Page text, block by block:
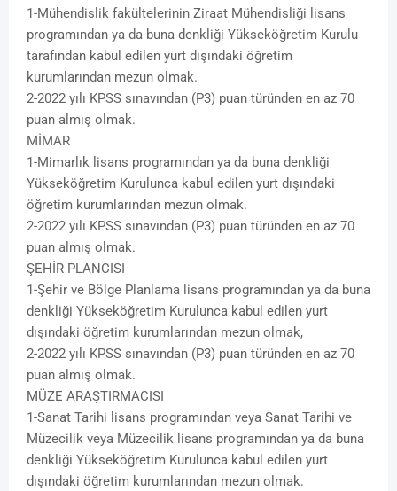
1-Mühendislik fakültelerinin Ziraat Mühendisliği lisans
programından ya da buna denkliği Yükseköğretim Kurulu
tarafından kabul edilen yurt dışındaki öğretim
kurumlarından mezun olmak.
2-2022 yılı KPSS sınavından (P3) puan türünden en az 70
puan almış olmak.
MİMAR
1-Mimarlık lisans programından ya da buna denkliği
Yükseköğretim Kurulunca kabul edilen yurt dışındaki
öğretim kurumlarından mezun olmak.
2-2022 yılı KPSS sınavından (P3) puan türünden en az 70
puan almış olmak.
ŞEHİR PLANCISI
1-Şehir ve Bölge Planlama lisans programından ya da buna
denkliği Yükseköğretim Kurulunca kabul edilen yurt
dışındaki öğretim kurumlarından mezun olmak,
2-2022 yılı KPSS sınavından (P3) puan türünden en az 70
puan almış olmak.
MÜZE ARAŞTIRMACISI
1-Sanat Tarihi lisans programından veya Sanat Tarihi ve
Müzecilik veya Müzecilik lisans programından ya da buna
denkliği Yükseköğretim Kurulunca kabul edilen yurt
dışındaki öğretim kurumlarından mezun olmak.